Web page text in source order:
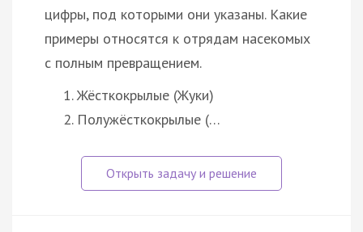
цифры, под которыми они указаны. Какие
примеры относятся к отрядам насекомых
с полным превращением.
Жёсткокрылые (Жуки)
Полужёсткокрылые (…